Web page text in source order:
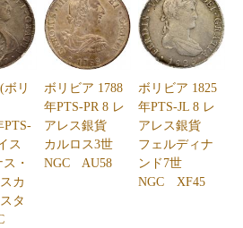
ボリ
PTS-
ス
・
カ
タ
ボリビア 1788
年PTS-PR 8 レ
アレス銀貨
カルロス3世
NGC AU58
ボリビア 1825
年PTS-JL 8 レ
アレス銀貨
フェルディナ
ンド7世
NGC XF45